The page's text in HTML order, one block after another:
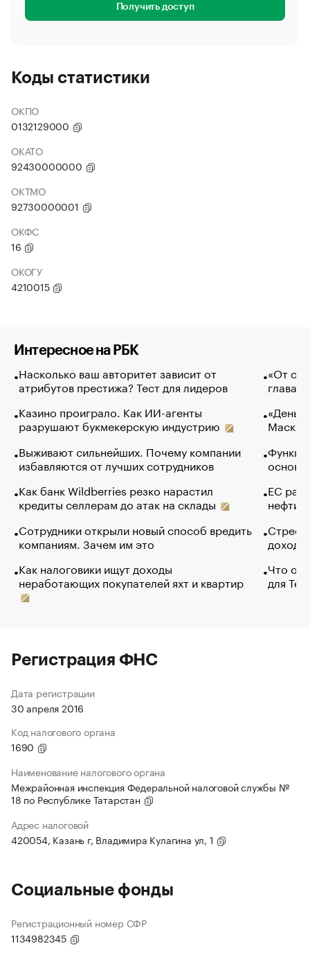
Получить доступ
Коды статистики
ОКПО
0132129000
ОКАТО
92430000000
ОКТМО
92730000001
ОКФС
16
ОКОГУ
4210015
Интересное на РБК
Насколько ваш авторитет зависит от
атрибутов престижа? Тест для лидеров
Казино проиграло. Как ИИ-агенты
разрушают букмекерскую индустрию
Выживают сильнейших. Почему компании
избавляются от лучших сотрудников
Как банк Wildberries резко нарастил
кредиты селлерам до атак на склады
Сотрудники открыли новый способ вредить
компаниям. Зачем им это
Как налоговики ищут доходы
неработающих покупателей яхт и квартир
«От
глава
Маск в
основ
ЕС
нефти
Что
для
Регистрация ФНС
Дата регистрации
30 апреля 2016
Код налогового органа
1690
Наименование налогового органа
Межрайонная инспекция Федеральной налоговой службы №
18 по Республике Татарстан
Адрес налоговой
420054, Казань г, Владимира Кулагина ул, 1
Социальные фонды
Регистрационный номер СФР
1134982345